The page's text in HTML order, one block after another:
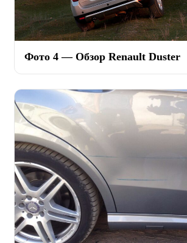
Фото 4 — Обзор Renault Duster